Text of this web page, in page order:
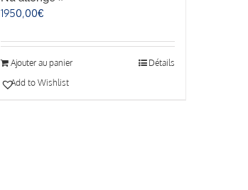
1950,00€
Ajouter au panier
Détails
Add to Wishlist